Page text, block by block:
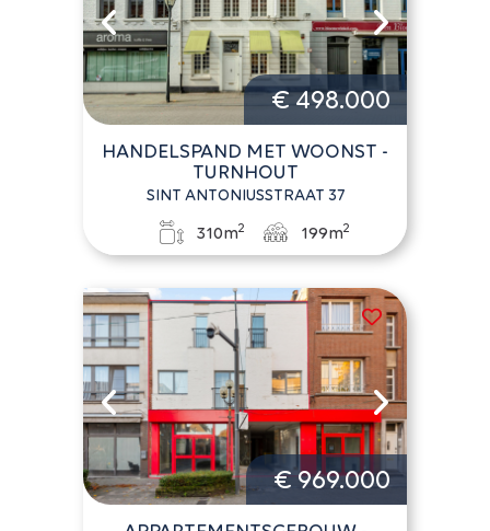
€ 498.000
HANDELSPAND MET WOONST -
TURNHOUT
SINT ANTONIUSSTRAAT 37
310m2 199m2
€ 969.000